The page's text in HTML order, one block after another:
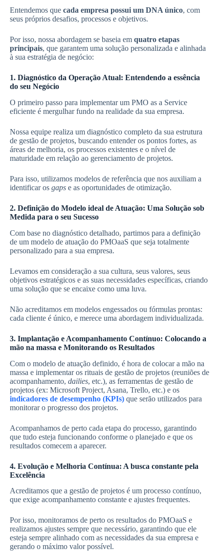
Entendemos que cada empresa possui um DNA único, com
seus próprios desafios, processos e objetivos.
Por isso, nossa abordagem se baseia em quatro etapas
principais, que garantem uma solução personalizada e alinhada
à sua estratégia de negócio:
1. Diagnóstico da Operação Atual: Entendendo a essência
do seu Negócio
O primeiro passo para implementar um PMO as a Service
eficiente é mergulhar fundo na realidade da sua empresa.
Nossa equipe realiza um diagnóstico completo da sua estrutura
de gestão de projetos, buscando entender os pontos fortes, as
áreas de melhoria, os processos existentes e o nível de
maturidade em relação ao gerenciamento de projetos.
Para isso, utilizamos modelos de referência que nos auxiliam a
identificar os gaps e as oportunidades de otimização.
2. Definição do Modelo ideal de Atuação: Uma Solução sob
Medida para o seu Sucesso
Com base no diagnóstico detalhado, partimos para a definição
de um modelo de atuação do PMOaaS que seja totalmente
personalizado para a sua empresa.
Levamos em consideração a sua cultura, seus valores, seus
objetivos estratégicos e as suas necessidades específicas, criando
uma solução que se encaixe como uma luva.
Não acreditamos em modelos engessados ou fórmulas prontas:
cada cliente é único, e merece uma abordagem individualizada.
3. Implantação e Acompanhamento Contínuo: Colocando a
mão na massa e Monitorando os Resultados
Com o modelo de atuação definido, é hora de colocar a mão na
massa e implementar os rituais de gestão de projetos (reuniões de
acompanhamento, dailies, etc.), as ferramentas de gestão de
projetos (ex: Microsoft Project, Asana, Trello, etc.) e os
indicadores de desempenho (KPIs) que serão utilizados para
monitorar o progresso dos projetos.
Acompanhamos de perto cada etapa do processo, garantindo
que tudo esteja funcionando conforme o planejado e que os
resultados comecem a aparecer.
4. Evolução e Melhoria Contínua: A busca constante pela
Excelência
Acreditamos que a gestão de projetos é um processo contínuo,
que exige acompanhamento constante e ajustes frequentes.
Por isso, monitoramos de perto os resultados do PMOaaS e
realizamos ajustes sempre que necessário, garantindo que ele
esteja sempre alinhado com as necessidades da sua empresa e
gerando o máximo valor possível.